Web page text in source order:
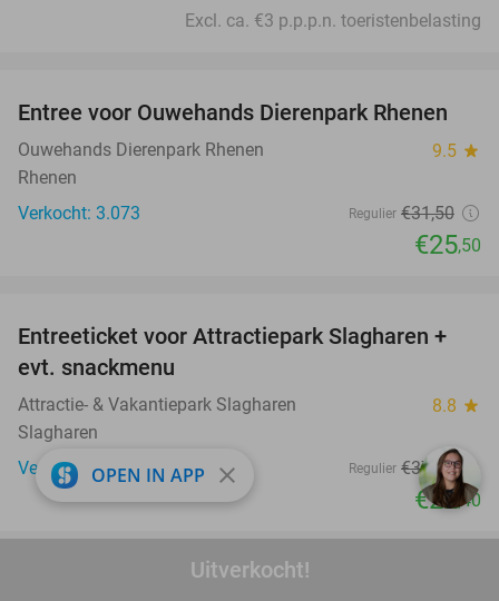
Uitverkocht!
Excl. ca. €3 p.p.p.n. toeristenbelasting
19%
Entree voor Ouwehands Dierenpark Rhenen
Ouwehands Dierenpark Rhenen 9.5 star
Rhenen
Verkocht: 3.073
Regulier €31,50
€25,50
41%
Entreeticket voor Attractiepark Slagharen +
evt. snackmenu
Attractie- & Vakantiepark Slagharen 8.8 star
Slagharen
Verkocht: 4.626
Regulier €37,90
€22,40
favorite_border
OPEN IN APP close